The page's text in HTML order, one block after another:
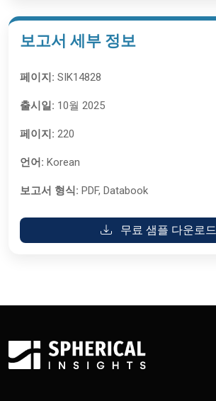
보고서 세부 정보
페이지: SIK14828
출시일: 10월 2025
페이지: 220
언어: Korean
보고서 형식: PDF, Databook
무료 샘플 다운로드